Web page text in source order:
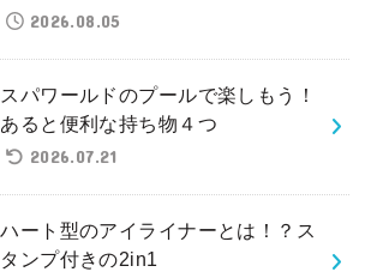
2026.08.05
スパワールドのプールで楽しもう！
あると便利な持ち物４つ
2026.07.21
ハート型のアイライナーとは！？ス
タンプ付きの2in1